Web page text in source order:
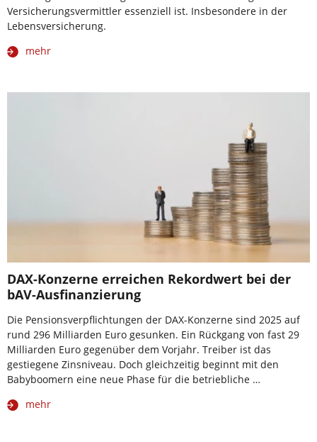
Versicherungsvermittler essenziell ist. Insbesondere in der
Lebensversicherung.
mehr
DAX-Konzerne erreichen Rekordwert bei der
bAV-Ausfinanzierung
Die Pensionsverpflichtungen der DAX-Konzerne sind 2025 auf
rund 296 Milliarden Euro gesunken. Ein Rückgang von fast 29
Milliarden Euro gegenüber dem Vorjahr. Treiber ist das
gestiegene Zinsniveau. Doch gleichzeitig beginnt mit den
Babyboomern eine neue Phase für die betriebliche …
mehr